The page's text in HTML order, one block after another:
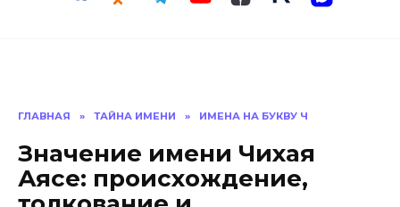
ГЛАВНАЯ » ТАЙНА ИМЕНИ » ИМЕНА НА БУКВУ Ч
Значение имени Чихая
Аясе: происхождение,